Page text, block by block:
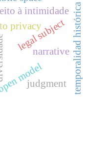
model
legal subject temporalidad histórica
privacy
à intimidade
narrative
judgment